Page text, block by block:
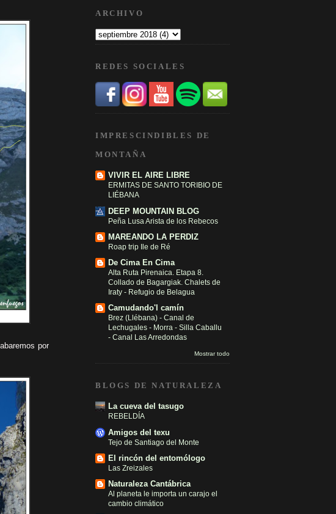
por
ARCHIVO
REDES SOCIALES
IMPRESCINDIBLES DE
MONTAÑA
VIVIR EL AIRE LIBRE
ERMITAS DE SANTO TORIBIO DE
LIÉBANA
DEEP MOUNTAIN BLOG
Peña Lusa Arista de los Rebecos
MAREANDO LA PERDIZ
Roap trip Ile de Ré
De Cima En Cima
Alta Ruta Pirenaica. Etapa 8.
Collado de Bagargiak. Chalets de
Iraty - Refugio de Belagua
Camudando'l camín
Brez (Llébana) - Canal de
Lechugales - Morra - Silla Caballu
- Canal Las Arredondas
Mostrar todo
BLOGS DE NATURALEZA
La cueva del tasugo
REBELDÍA
Amigos del texu
Tejo de Santiago del Monte
El rincón del entomólogo
Las Zreizales
Naturaleza Cantábrica
Al planeta le importa un carajo el
cambio climático